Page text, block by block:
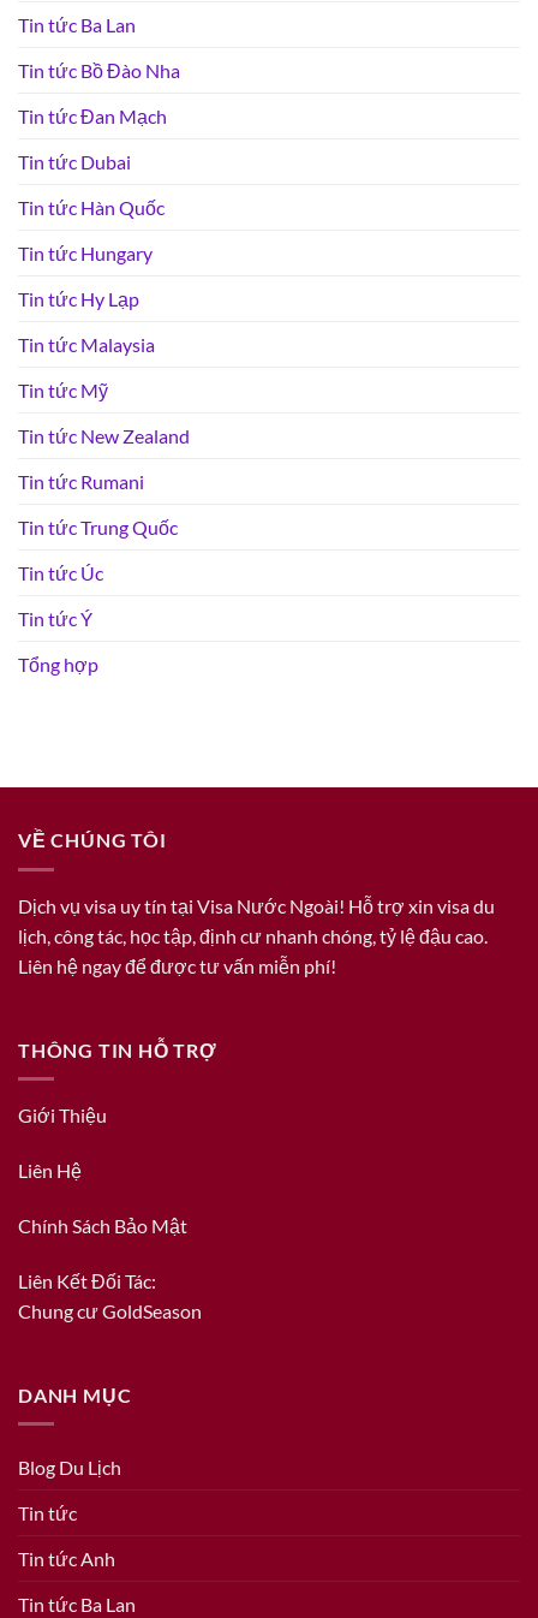
Tin tức Ba Lan
Tin tức Bồ Đào Nha
Tin tức Đan Mạch
Tin tức Dubai
Tin tức Hàn Quốc
Tin tức Hungary
Tin tức Hy Lạp
Tin tức Malaysia
Tin tức Mỹ
Tin tức New Zealand
Tin tức Rumani
Tin tức Trung Quốc
Tin tức Úc
Tin tức Ý
Tổng hợp
VỀ CHÚNG TÔI
Dịch vụ visa uy tín tại Visa Nước Ngoài! Hỗ trợ xin visa du
lịch, công tác, học tập, định cư nhanh chóng, tỷ lệ đậu cao.
Liên hệ ngay để được tư vấn miễn phí!
THÔNG TIN HỖ TRỢ
Giới Thiệu
Liên Hệ
Chính Sách Bảo Mật
Liên Kết Đối Tác:
Chung cư GoldSeason
DANH MỤC
Blog Du Lịch
Tin tức
Tin tức Anh
Tin tức Ba Lan